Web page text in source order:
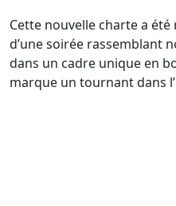
Cette nouvelle charte a été
d’une soirée rassemblant
dans un cadre unique en
marque un tournant dans